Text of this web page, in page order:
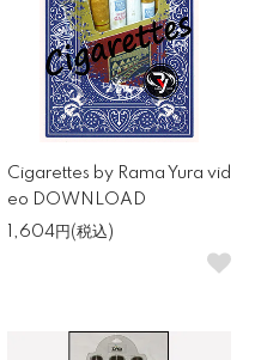
Cigarettes by Rama Yura vid
eo DOWNLOAD
1,604円(税込)